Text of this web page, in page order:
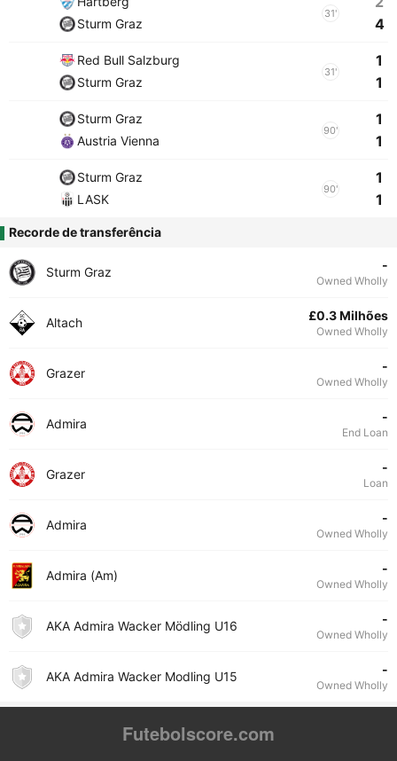
Sturm Graz
31'
4
Red Bull Salzburg
Sturm Graz
31'
1
1
Sturm Graz
Austria Vienna
90'
1
1
Sturm Graz
LASK
90'
1
1
Recorde de transferência
Sturm Graz -
Owned Wholly
Altach £0.3 Milhões
Owned Wholly
Grazer -
Owned Wholly
Admira -
End Loan
Grazer -
Loan
Admira -
Owned Wholly
Admira (Am) -
Owned Wholly
AKA Admira Wacker Mödling U16 -
Owned Wholly
AKA Admira Wacker Modling U15 -
Owned Wholly
Futebolscore.com